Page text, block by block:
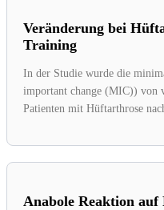
Veränderung bei
Training
In der Studie wurde die
important change (MIC)) von
Patienten mit Hüftarthrose
Anabole Reaktion